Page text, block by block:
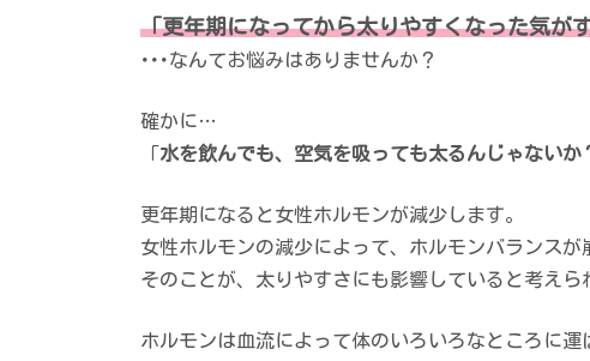
「更年期になってから太りやすくなった気が
･･･なんてお悩みはありませんか？
確かに…
「水を飲んでも、空気を吸っても太るんじゃないか
更年期になると女性ホルモンが減少します。
女性ホルモンの減少によって、ホルモンバランスが
そのことが、太りやすさにも影響していると考えら
ホルモンは血流によって体のいろいろなところに運